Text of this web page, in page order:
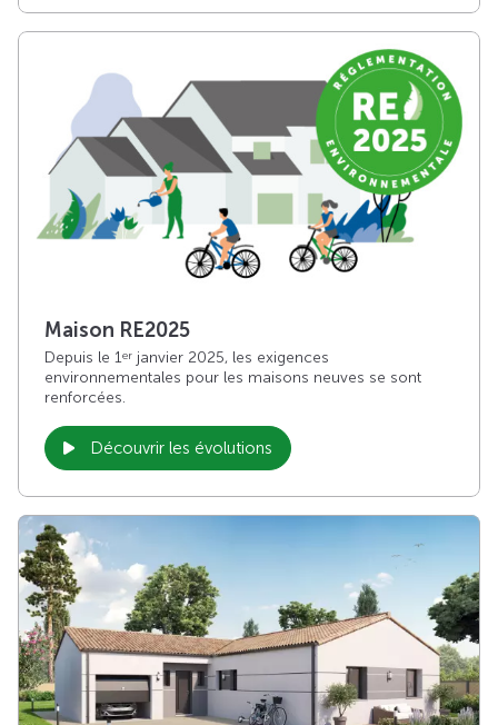
Maison RE2025
Depuis le 1er janvier 2025, les exigences
environnementales pour les maisons neuves se sont
renforcées.
Découvrir les évolutions